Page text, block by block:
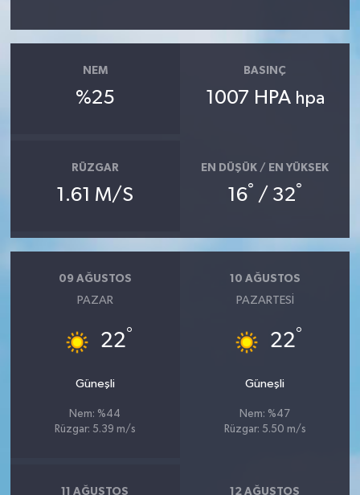
NEM
%25
BASINÇ
1007 HPA hpa
RÜZGAR
1.61 M/S
EN DÜŞÜK / EN YÜKSEK
16° / 32°
09 AĞUSTOS
PAZAR
22°
Güneşli
Nem: %44
Rüzgar: 5.39 m/s
10 AĞUSTOS
PAZARTESI
22°
Güneşli
Nem: %47
Rüzgar: 5.50 m/s
11 AĞUSTOS 12 AĞUSTOS